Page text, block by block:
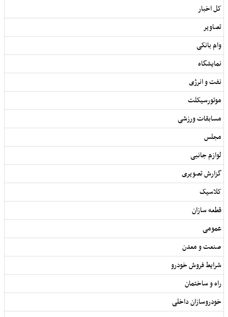
کل اخبار
تصاویر
وام بانکی
نمایشگاه
نفت و انرژی
موتورسیکلت
مسابقات ورزشی
مجلس
لوازم جانبی
گزارش تصویری
کلاسیک
قطعه سازان
عمومی
صنعت و معدن
شرایط فروش خودرو
راه و ساختمان
خودروسازان داخلی